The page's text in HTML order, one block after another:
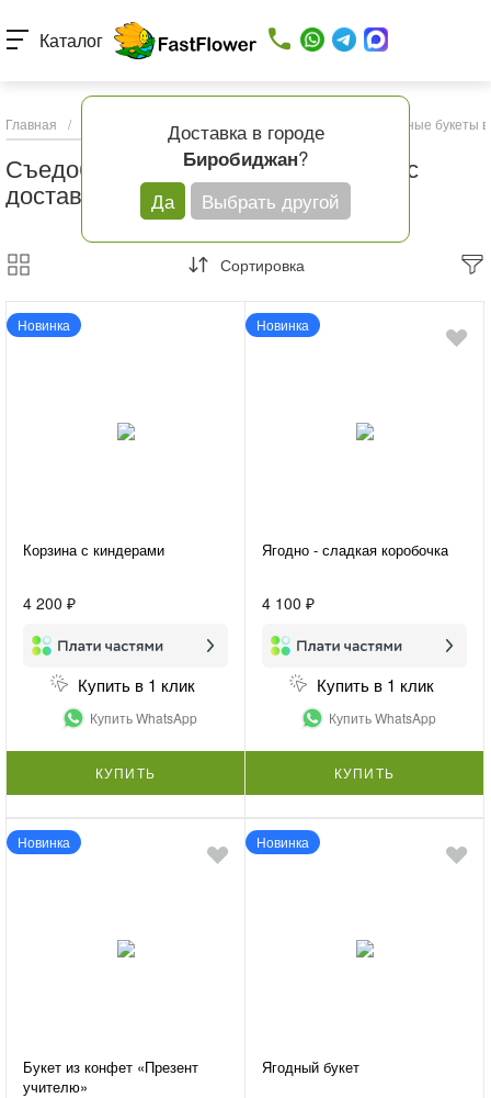
Доставка в городе
Биробиджан?
Да
Выбрать другой
Каталог
Главная / Каталог товаров Съедобные букеты
Съедобные букеты в Биробиджане с
доставкой
Сортировка
Новинка
Корзина с киндерами
4 200 ₽
Купить в 1 клик
Купить WhatsApp
КУПИТЬ
Новинка
Ягодно - сладкая коробочка
4 100 ₽
Купить в 1 клик
Купить WhatsApp
КУПИТЬ
Новинка
Букет из конфет «Презент
учителю»
Новинка
Ягодный букет